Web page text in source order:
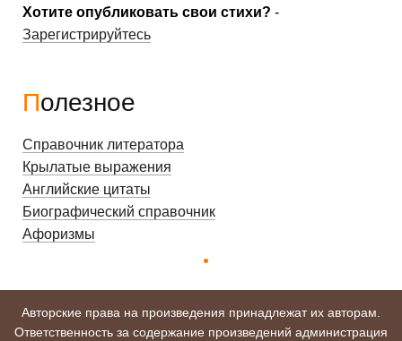
Хотите опубликовать свои стихи? -
Зарегистрируйтесь
Полезное
Справочник литератора
Крылатые выражения
Английские цитаты
Биографический справочник
Афоризмы
Авторские права на произведения принадлежат их авторам.
Ответственность за содержание произведений администрация